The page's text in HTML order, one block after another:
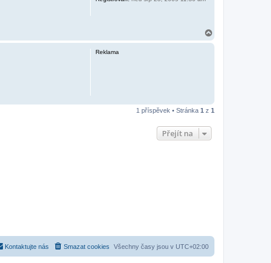
Reklama
1 příspěvek • Stránka 1 z 1
Přejít na
Všechny časy jsou v UTC+02:00
Smazat cookies
Kontaktujte nás